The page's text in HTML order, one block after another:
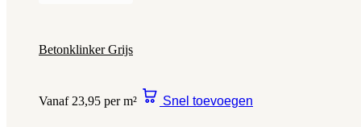
Betonklinker Grijs
Vanaf 23,95 per m² Snel toevoegen